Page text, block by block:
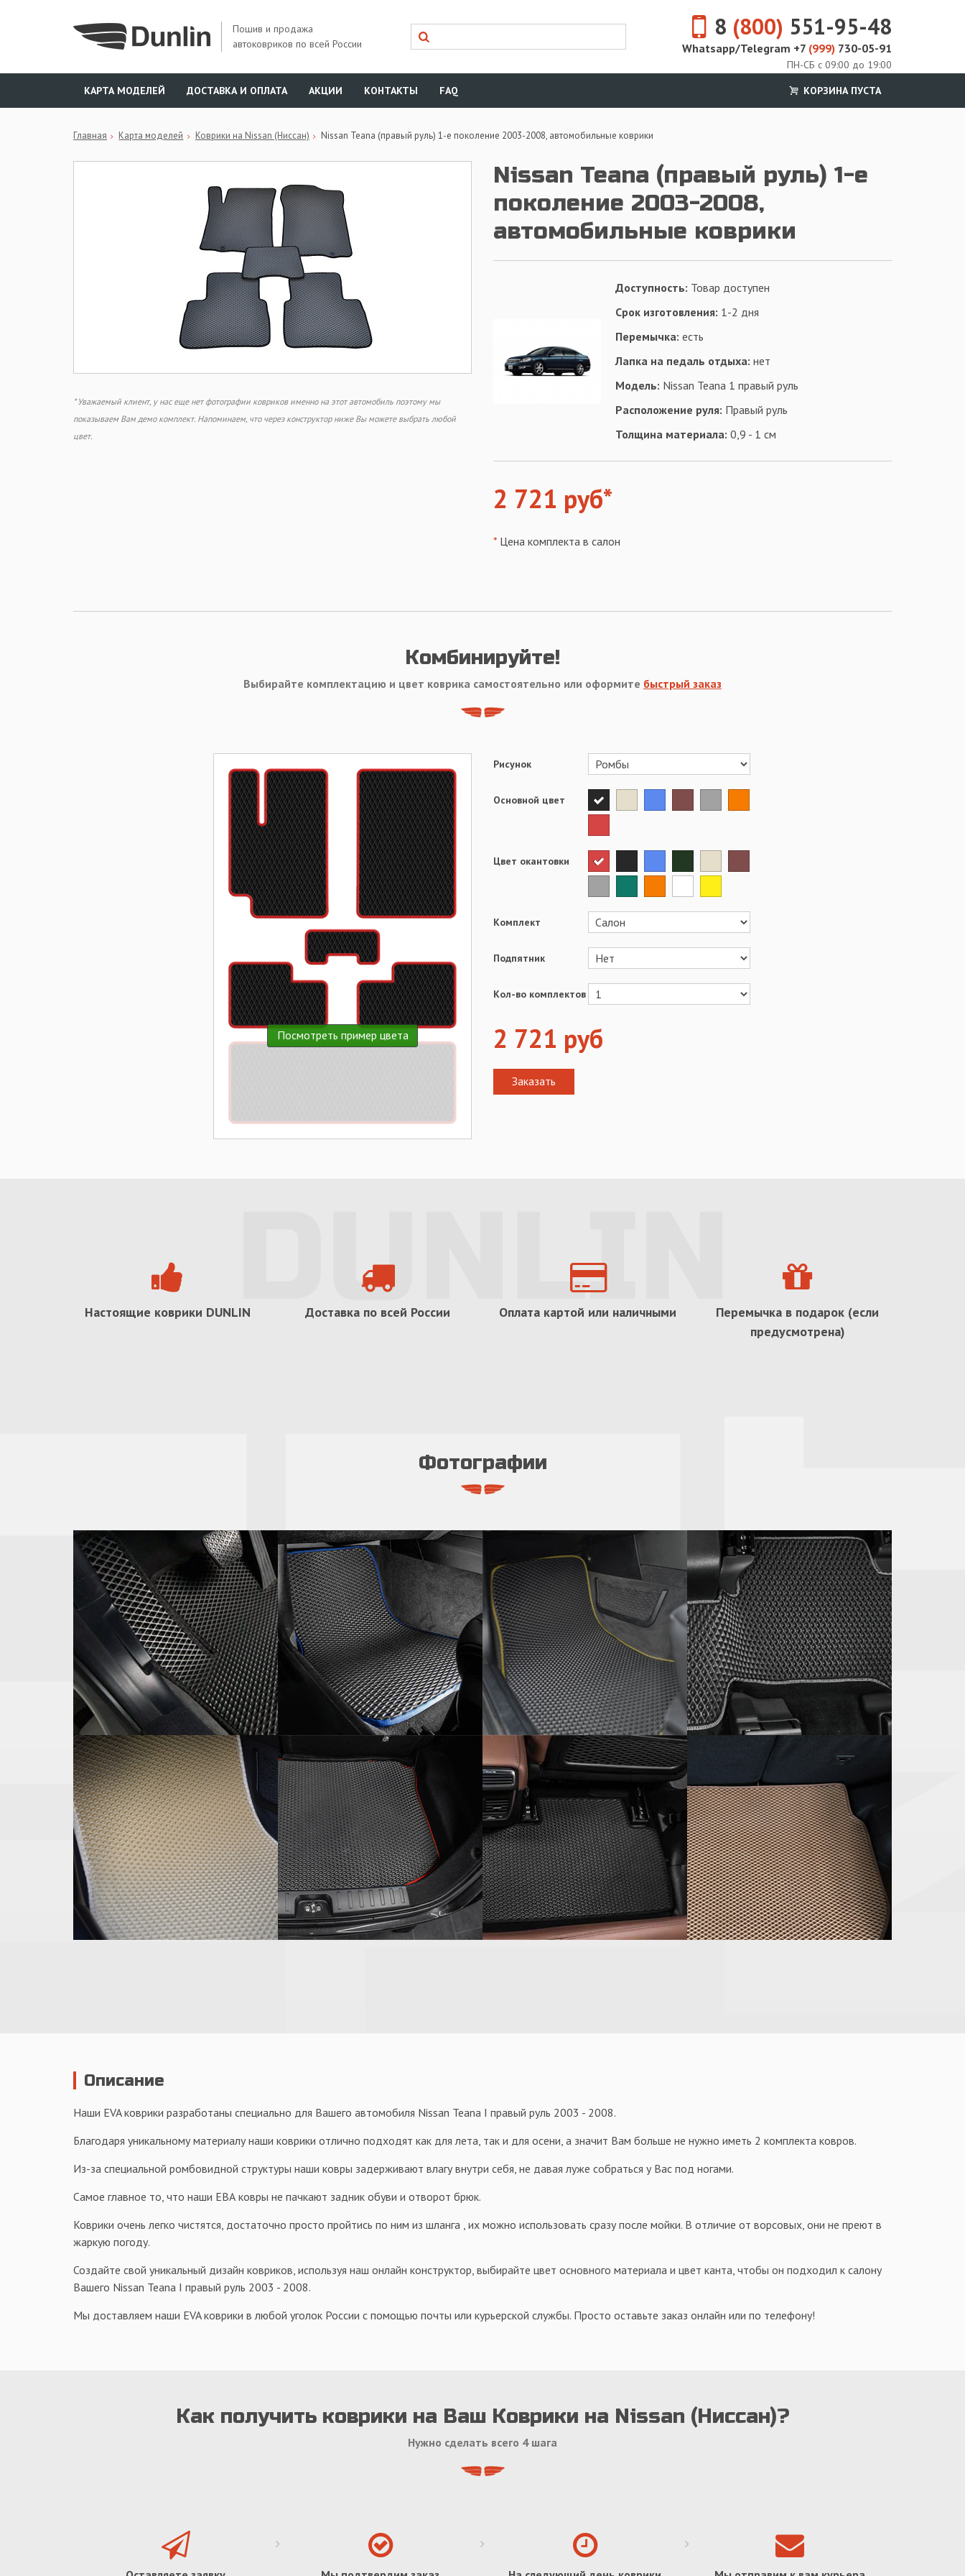
Пошив и продажа
автоковриков по всей России
8 (800) 551-95-48
Whatsapp/Telegram +7 (999) 730-05-91
ПН-СБ с 09:00 до 19:00
КАРТА МОДЕЛЕЙ
ДОСТАВКА И ОПЛАТА АКЦИИ КОНТАКТЫ FAQ КОРЗИНА ПУСТА
Главная Карта моделей Коврики на Nissan (Ниссан) Nissan Teana (правый руль) 1-е поколение 2003-2008, автомобильные коврики
Nissan Teana (правый руль) 1-е
поколение 2003-2008,
автомобильные коврики
* Уважаемый клиент, у нас еще нет фотографии ковриков именно на этот автомобиль поэтому мы
показываем Вам демо комплект. Напоминаем, что через конструктор ниже Вы можете выбрать любой
цвет.
Доступность: Товар доступен
Срок изготовления: 1-2 дня
Перемычка: есть
Лапка на педаль отдыха: нет
Модель: Nissan Teana 1 правый руль
Расположение руля: Правый руль
Толщина материала: 0,9 - 1 см
2 721 руб*
* Цена комплекта в салон
Комбинируйте!
Выбирайте комплектацию и цвет коврика самостоятельно или оформите быстрый заказ
Посмотреть пример цвета
Рисунок
Основной цвет
Цвет окантовки
Комплект
Подпятник
Кол-во комплектов
2 721 руб
Настоящие коврики DUNLIN Доставка по всей России Оплата картой или наличными
Перемычка в подарок (если
предусмотрена)
Фотографии
Описание
Наши EVA коврики разработаны специально для Вашего автомобиля Nissan Teana I правый руль 2003 - 2008.
Благодаря уникальному материалу наши коврики отлично подходят как для лета, так и для осени, а значит Вам больше не нужно иметь 2 комплекта ковров.
Из-за специальной ромбовидной структуры наши ковры задерживают влагу внутри себя, не давая луже собраться у Вас под ногами.
Самое главное то, что наши ЕВА ковры не пачкают задник обуви и отворот брюк.
Коврики очень легко чистятся, достаточно просто пройтись по ним из шланга , их можно использовать сразу после мойки. В отличие от ворсовых, они не преют в
жаркую погоду.
Создайте свой уникальный дизайн ковриков, используя наш онлайн конструктор, выбирайте цвет основного материала и цвет канта, чтобы он подходил к салону
Вашего Nissan Teana I правый руль 2003 - 2008.
Мы доставляем наши EVA коврики в любой уголок России с помощью почты или курьерской службы. Просто оставьте заказ онлайн или по телефону!
Как получить коврики на Ваш Коврики на Nissan (Ниссан)?
Нужно сделать всего 4 шага